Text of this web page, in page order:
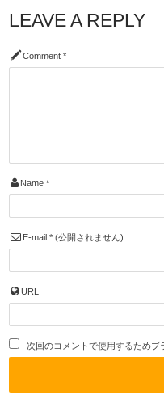
LEAVE A REPLY
Comment *
Name *
E-mail *(公開されません)
URL
次回のコメントで使用するためブ